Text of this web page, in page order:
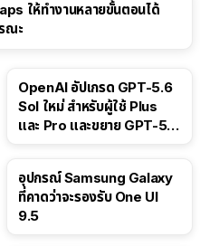
ให้ทำงานหลายขั้นตอนได้
ณะ
OpenAI อัปเกรด GPT-5.6
Sol ใหม่ สำหรับผู้ใช้ Plus
และ Pro และขยาย GPT-5.6
อุปกรณ์ Samsung Galaxy
ที่คาดว่าจะรองรับ One UI
9.5